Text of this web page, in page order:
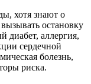
хотя знают о
остановку
диабет, аллергия,
сердечной
болезнь,
риска.